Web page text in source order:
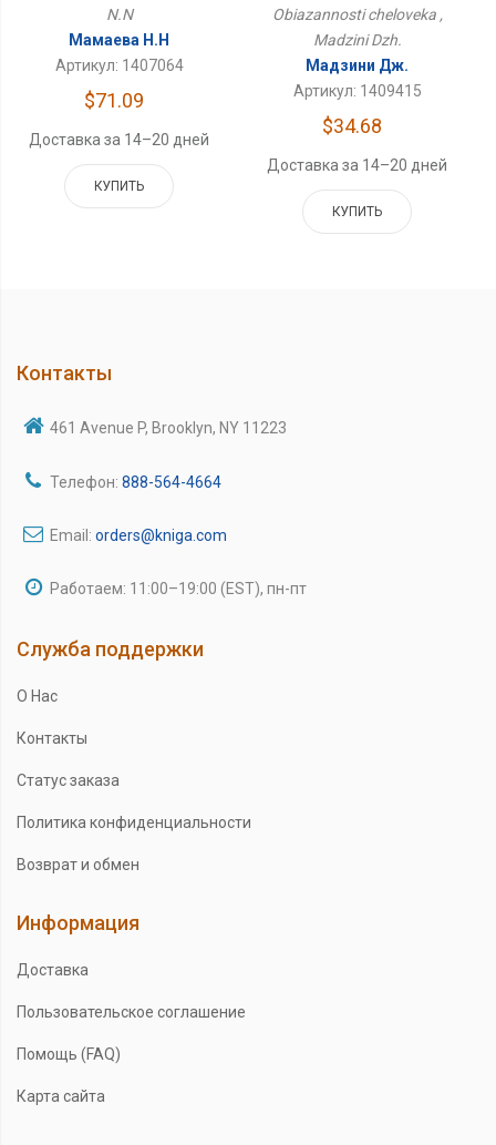
N.N
Мамаева Н.Н
Артикул: 1407064
$71.09
Доставка за 14–20 дней
КУПИТЬ
Obiazannosti cheloveka ,
Madzini Dzh.
Мадзини Дж.
Артикул: 1409415
$34.68
Доставка за 14–20 дней
КУПИТЬ
Контакты
461 Avenue P, Brooklyn, NY 11223
Телефон: 888-564-4664
Email: orders@kniga.com
Работаем: 11:00–19:00 (EST), пн-пт
Служба поддержки
О Нас
Контакты
Статус заказа
Политика конфиденциальности
Возврат и обмен
Информация
Доставка
Пользовательское соглашение
Помощь (FAQ)
Карта сайта